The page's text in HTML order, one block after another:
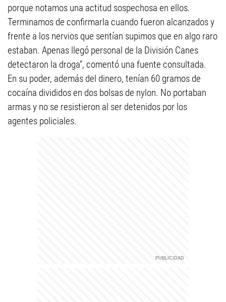
porque notamos una actitud sospechosa en ellos.
Terminamos de confirmarla cuando fueron alcanzados y
frente a los nervios que sentían supimos que en algo raro
estaban. Apenas llegó personal de la División Canes
detectaron la droga”, comentó una fuente consultada.
En su poder, además del dinero, tenían 60 gramos de
cocaína divididos en dos bolsas de nylon. No portaban
armas y no se resistieron al ser detenidos por los
agentes policiales.